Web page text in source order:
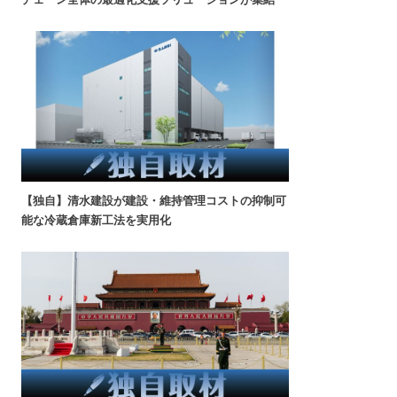
【独自】清水建設が建設・維持管理コストの抑制可
能な冷蔵倉庫新工法を実用化